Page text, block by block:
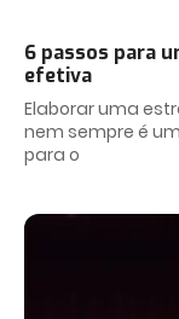
6 passos para
efetiva
Elaborar uma
nem sempre é
para o